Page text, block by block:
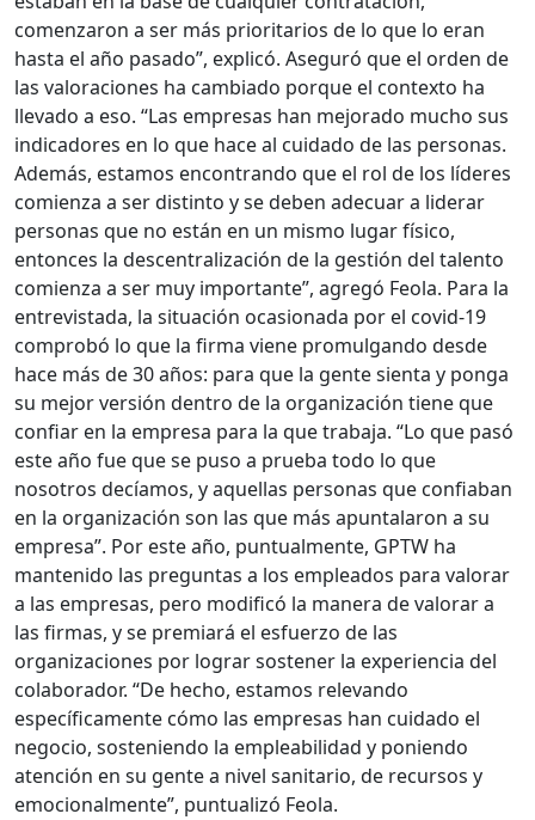
comenzaron a ser más prioritarios de lo que lo eran
hasta el año pasado”, explicó. Aseguró que el orden de
las valoraciones ha cambiado porque el contexto ha
llevado a eso. “Las empresas han mejorado mucho sus
indicadores en lo que hace al cuidado de las personas.
Además, estamos encontrando que el rol de los líderes
comienza a ser distinto y se deben adecuar a liderar
personas que no están en un mismo lugar físico,
entonces la descentralización de la gestión del talento
comienza a ser muy importante”, agregó Feola. Para la
entrevistada, la situación ocasionada por el covid-19
comprobó lo que la firma viene promulgando desde
hace más de 30 años: para que la gente sienta y ponga
su mejor versión dentro de la organización tiene que
confiar en la empresa para la que trabaja. “Lo que pasó
este año fue que se puso a prueba todo lo que
nosotros decíamos, y aquellas personas que confiaban
en la organización son las que más apuntalaron a su
empresa”. Por este año, puntualmente, GPTW ha
mantenido las preguntas a los empleados para valorar
a las empresas, pero modificó la manera de valorar a
las firmas, y se premiará el esfuerzo de las
organizaciones por lograr sostener la experiencia del
colaborador. “De hecho, estamos relevando
específicamente cómo las empresas han cuidado el
negocio, sosteniendo la empleabilidad y poniendo
atención en su gente a nivel sanitario, de recursos y
emocionalmente”, puntualizó Feola.